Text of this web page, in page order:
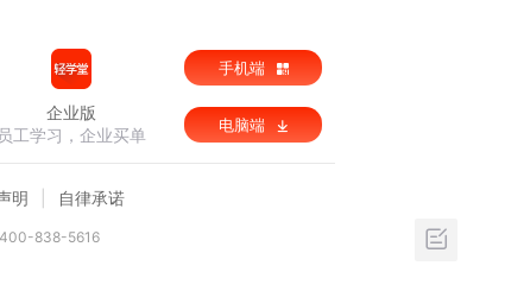
企业版
员工学习，企业买单
手机端
电脑端
明 自律承诺
838-5616